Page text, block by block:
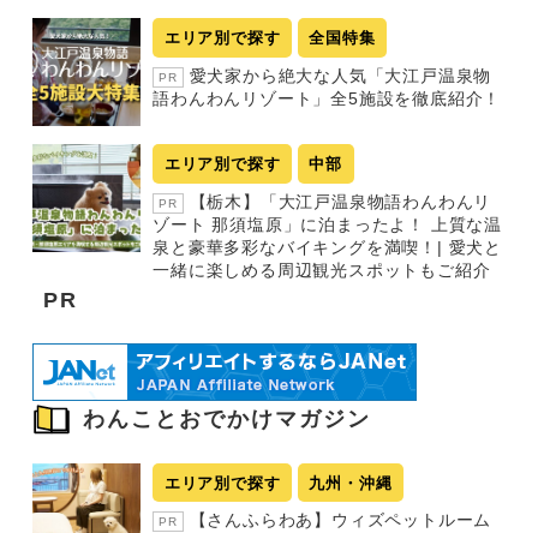
エリア別で探す 全国特集
PR
愛犬家から絶大な人気「大江戸温泉物
語わんわんリゾート」全5施設を徹底紹介！
エリア別で探す 中部
PR
【栃木】「大江戸温泉物語わんわんリ
ゾート 那須塩原」に泊まったよ！ 上質な温
泉と豪華多彩なバイキングを満喫！| 愛犬と
一緒に楽しめる周辺観光スポットもご紹介
PR
わんことおでかけマガジン
エリア別で探す 九州・沖縄
PR
【さんふらわあ】ウィズペットルーム